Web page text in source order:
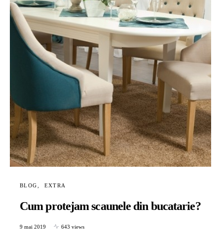
BLOG EXTRA
Cum protejam scaunele din bucatarie?
9 mai 2019 643 views